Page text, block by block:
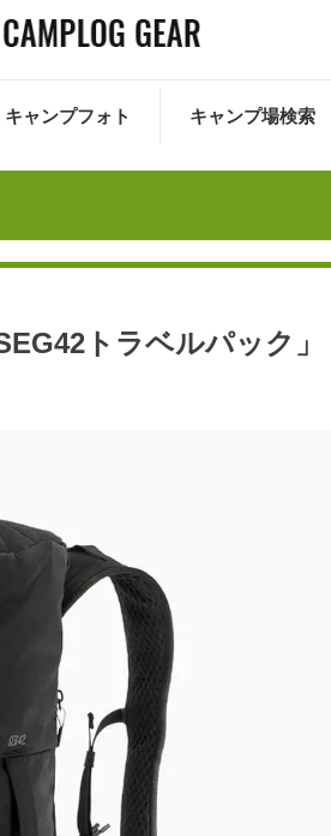
キャンプフォト キャンプ場検索
トラベルパック」